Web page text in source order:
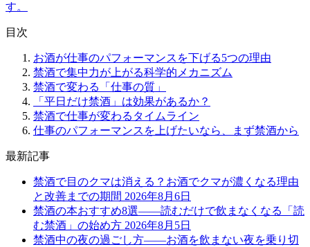
す。
目次
お酒が仕事のパフォーマンスを下げる5つの理由
禁酒で集中力が上がる科学的メカニズム
禁酒で変わる「仕事の質」
「平日だけ禁酒」は効果があるか？
禁酒で仕事が変わるタイムライン
仕事のパフォーマンスを上げたいなら、まず禁酒から
最新記事
禁酒で目のクマは消える？お酒でクマが濃くなる理由
と改善までの期間 2026年8月6日
禁酒の本おすすめ8選——読むだけで飲まなくなる「読
む禁酒」の始め方 2026年8月5日
禁酒中の夜の過ごし方——お酒を飲まない夜を乗り切